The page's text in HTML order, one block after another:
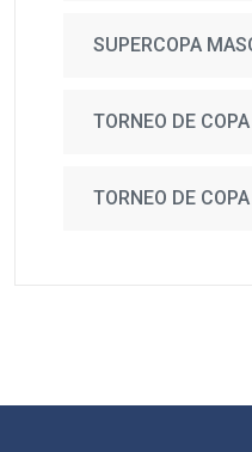
SUPERCOPA
TORNEO DE
TORNEO DE